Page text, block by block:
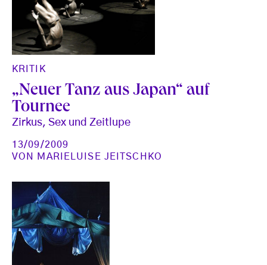
KRITIK
„Neuer Tanz aus Japan“ auf
Tournee
Zirkus, Sex und Zeitlupe
13/09/2009
VON MARIELUISE JEITSCHKO